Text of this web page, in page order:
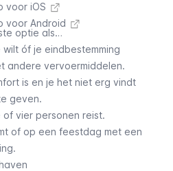
voor iOS
voor Android
optie als…
óf je eindbestemming
andere vervoermiddelen.
is en je het niet erg vindt
geven.
vier personen reist.
of op een feestdag met een